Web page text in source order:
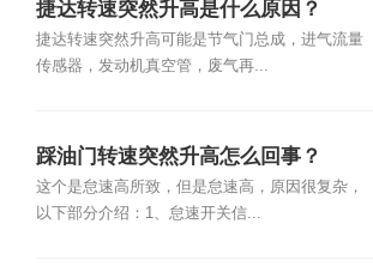
捷达转速突然升高是什么原因？
捷达转速突然升高可能是节气门总成，进气流量
传感器，发动机真空管，废气再...
踩油门转速突然升高怎么回事？
这个是怠速高所致，但是怠速高，原因很复杂，
以下部分介绍：1、怠速开关信...